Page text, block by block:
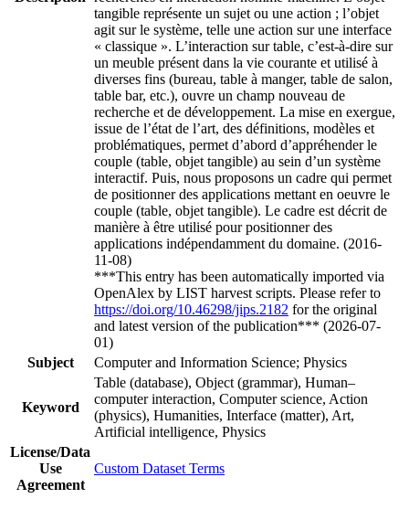
tangible représente un sujet ou une action ; l’objet
agit sur le système, telle une action sur une interface
« classique ». L’interaction sur table, c’est-à-dire sur
un meuble présent dans la vie courante et utilisé à
diverses fins (bureau, table à manger, table de salon,
table bar, etc.), ouvre un champ nouveau de
recherche et de développement. La mise en exergue,
issue de l’état de l’art, des définitions, modèles et
problématiques, permet d’abord d’appréhender le
couple (table, objet tangible) au sein d’un système
interactif. Puis, nous proposons un cadre qui permet
de positionner des applications mettant en oeuvre le
couple (table, objet tangible). Le cadre est décrit de
manière à être utilisé pour positionner des
applications indépendamment du domaine. (2016-
11-08)
***This entry has been automatically imported via
OpenAlex by LIST harvest scripts. Please refer to
https://doi.org/10.46298/jips.2182 for the original
and latest version of the publication*** (2026-07-
01)
Subject
Computer and Information Science; Physics
Keyword
Table (database), Object (grammar), Human–
computer interaction, Computer science, Action
(physics), Humanities, Interface (matter), Art,
Artificial intelligence, Physics
License/Data
Use
Agreement
Custom Dataset Terms